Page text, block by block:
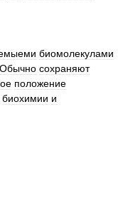
биомолекулами
Обычно сохраняют
положение
биохимии и